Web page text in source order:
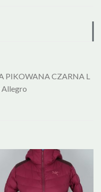
PIKOWANA CZARNA L
Allegro